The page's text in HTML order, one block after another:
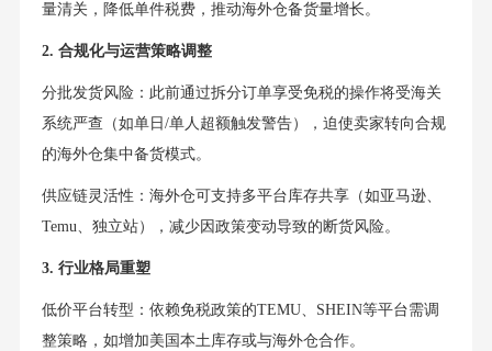
量清关，降低单件税费，推动海外仓备货量增长。
2. 合规化与运营策略调整
分批发货风险：此前通过拆分订单享受免税的操作将受海关
系统严查（如单日/单人超额触发警告），迫使卖家转向合规
的海外仓集中备货模式。
供应链灵活性：海外仓可支持多平台库存共享（如亚马逊、
Temu、独立站），减少因政策变动导致的断货风险。
3. 行业格局重塑
低价平台转型：依赖免税政策的TEMU、SHEIN等平台需调
整策略，如增加美国本土库存或与海外仓合作。